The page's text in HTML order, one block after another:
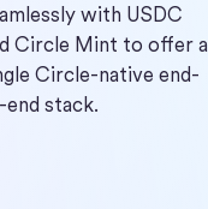
with USDC
Circle Mint to offer a
Circle-native end-
stack.